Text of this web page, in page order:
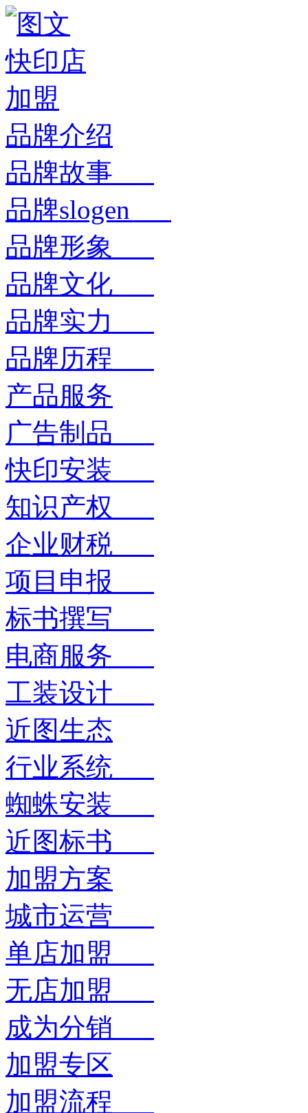
品牌介绍
品牌故事
品牌slogen
品牌形象
品牌文化
品牌实力
品牌历程
产品服务
广告制品
快印安装
知识产权
企业财税
项目申报
标书撰写
电商服务
工装设计
近图生态
行业系统
蜘蛛安装
近图标书
加盟方案
城市运营
单店加盟
无店加盟
成为分销
加盟专区
加盟流程